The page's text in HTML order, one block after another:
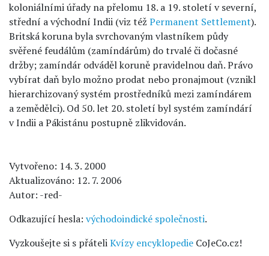
koloniálními úřady na přelomu 18. a 19. století v severní,
střední a východní Indii (viz též Permanent Settlement).
Britská koruna byla svrchovaným vlastníkem půdy
svěřené feudálům (zamíndárům) do trvalé či dočasné
držby; zamíndár odváděl koruně pravidelnou daň. Právo
vybírat daň bylo možno prodat nebo pronajmout (vznikl
hierarchizovaný systém prostředníků mezi zamíndárem
a zemědělci). Od 50. let 20. století byl systém zamíndárí
v Indii a Pákistánu postupně zlikvidován.
Vytvořeno: 14. 3. 2000
Aktualizováno: 12. 7. 2006
Autor: -red-
Odkazující hesla: východoindické společnosti.
Vyzkoušejte si s přáteliKvízy encyklopedie CoJeCo.cz!